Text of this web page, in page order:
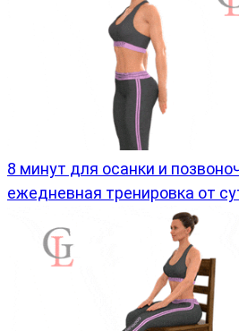
8 минут для осанки и
ежедневная тренировка от